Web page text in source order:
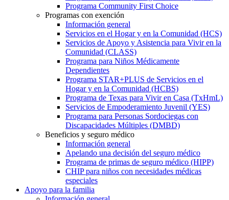
Programa Community First Choice
Programas con exención
Información general
Servicios en el Hogar y en la Comunidad (HCS)
Servicios de Apoyo y Asistencia para Vivir en la
Comunidad (CLASS)
Programa para Niños Médicamente
Dependientes
Programa STAR+PLUS de Servicios en el
Hogar y en la Comunidad (HCBS)
Programa de Texas para Vivir en Casa (TxHmL)
Servicios de Empoderamiento Juvenil (YES)
Programa para Personas Sordociegas con
Discapacidades Múltiples (DMBD)
Beneficios y seguro médico
Información general
Apelando una decisión del seguro médico
Programa de primas de seguro médico (HIPP)
CHIP para niños con necesidades médicas
especiales
Apoyo para la familia